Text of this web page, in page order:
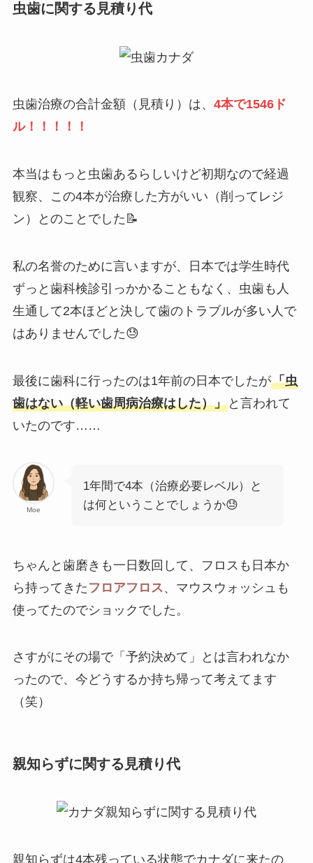
虫歯に関する見積り代
虫歯治療の合計金額（見積り）は、 4本で1546ド
ル！！！！！
本当はもっと虫歯あるらしいけど初期なので経過
観察、この4本が治療した方がいい（削ってレジ
ン）とのことでした📝
私の名誉のために言いますが、日本では学生時代
ずっと歯科検診引っかかることもなく、虫歯も人
生通して2本ほどと決して歯のトラブルが多い人で
はありませんでした😓
最後に歯科に行ったのは1年前の日本でしたが「虫
歯はない（軽い歯周病治療はした）」と言われて
いたのです……
Moe
1年間で4本（治療必要レベル）と
は何ということでしょうか😓
ちゃんと歯磨きも一日数回して、フロスも日本か
ら持ってきた フロアフロス 、マウスウォッシュも
使ってたのでショックでした。
さすがにその場で「予約決めて」とは言われなか
ったので、今どうするか持ち帰って考えてます
（笑）
親知らずに関する見積り代
親知らずは4本残っている状態でカナダに来たの